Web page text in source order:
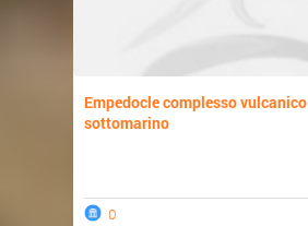
Empedocle complesso vulcanico
sottomarino
0